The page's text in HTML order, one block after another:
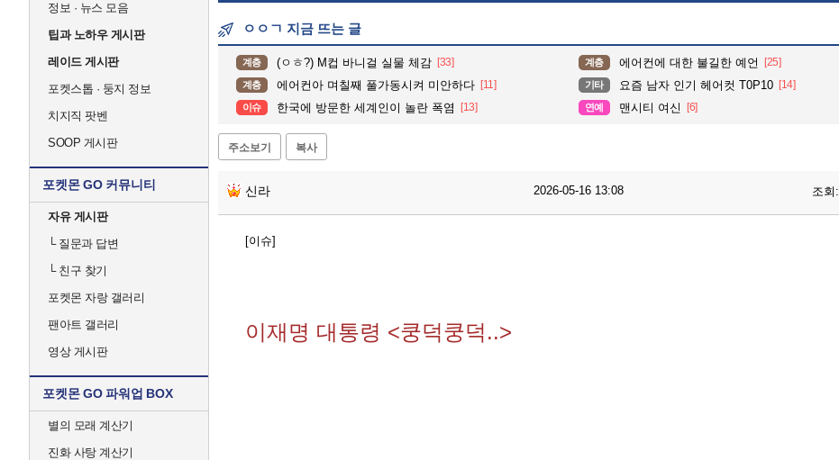
정보 · 뉴스 모음
팁과 노하우 게시판
레이드 게시판
포켓스톱 · 둥지 정보
치지직 팟벤
SOOP 게시판
포켓몬 GO 커뮤니티
자유 게시판
└질문과 답변
└친구 찾기
포켓몬 자랑 갤러리
팬아트 갤러리
영상 게시판
포켓몬 GO 파워업 BOX
별의 모래 계산기
진화 사탕 계산기
ㅇㅇㄱ 지금 뜨는 글
계층 (ㅇㅎ?) M컵 바니걸 실물 체감 [33] 계층 에어컨에 대한 불길한 예언 [25]
계층 에어컨아 며칠째 풀가동시켜 미안하다 [11] 기타 요즘 남자 인기 헤어컷 T0P10 [14]
이슈 한국에 방문한 세계인이 놀란 폭염 [13] 연예 맨시티 여신 [6]
주소보기 복사
신라 2026-05-16 13:08 조회:
[이슈]
이재명 대통령 <쿵덕쿵덕..>